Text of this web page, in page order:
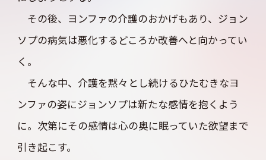
その後、ヨンファの介護のおかげもあり、ジョン
ソプの病気は悪化するどころか改善へと向かってい
く。
そんな中、介護を黙々とし続けるひたむきなヨ
ンファの姿にジョンソプは新たな感情を抱くよう
に。次第にその感情は心の奥に眠っていた欲望まで
引き起こす。